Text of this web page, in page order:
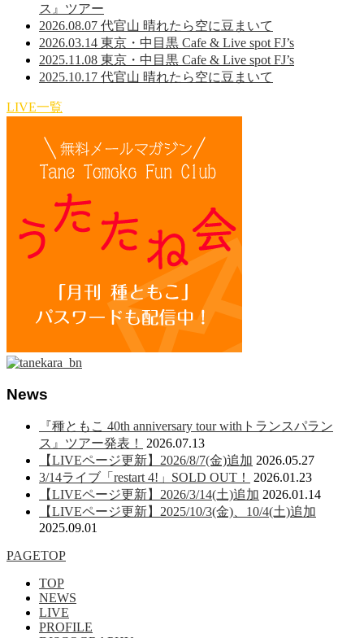
ス』ツアー
2026.08.07 代官山 晴れたら空に豆まいて
2026.03.14 東京・中目黒 Cafe & Live spot FJ’s
2025.11.08 東京・中目黒 Cafe & Live spot FJ’s
2025.10.17 代官山 晴れたら空に豆まいて
LIVE一覧
News
『種ともこ 40th anniversary tour withトランスパラン
ス』ツアー発表！
2026.07.13
【LIVEページ更新】2026/8/7(金)追加 2026.05.27
3/14ライブ「restart 4!」SOLD OUT！
2026.01.23
【LIVEページ更新】2026/3/14(土)追加 2026.01.14
【LIVEページ更新】2025/10/3(金)、10/4(土)追加
2025.09.01
PAGETOP
TOP
NEWS
LIVE
PROFILE